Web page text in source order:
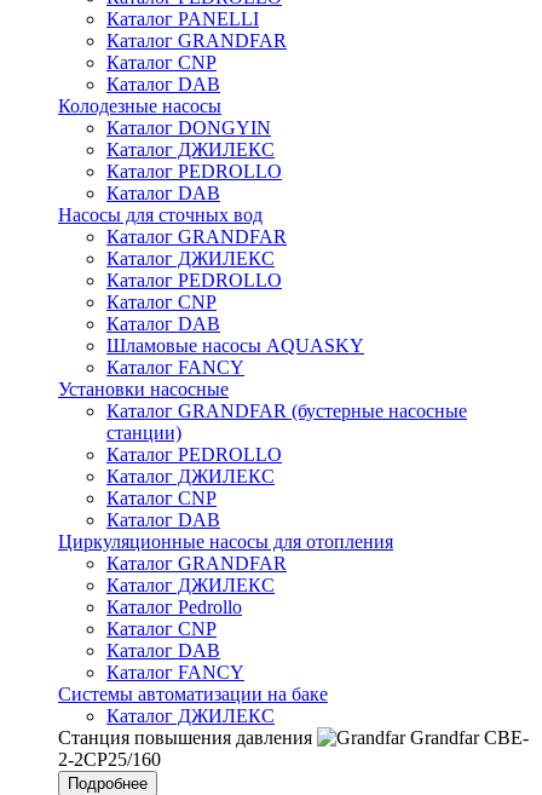
Каталог PANELLI
Каталог GRANDFAR
Каталог CNP
Каталог DAB
Колодезные насосы
Каталог DONGYIN
Каталог ДЖИЛЕКС
Каталог PEDROLLO
Каталог DAB
Насосы для сточных вод
Каталог GRANDFAR
Каталог ДЖИЛЕКС
Каталог PEDROLLO
Каталог CNP
Каталог DAB
Шламовые насосы AQUASKY
Каталог FANCY
Установки насосные
Каталог GRANDFAR (бустерные насосные
станции)
Каталог PEDROLLO
Каталог ДЖИЛЕКС
Каталог CNP
Каталог DAB
Циркуляционные насосы для отопления
Каталог GRANDFAR
Каталог ДЖИЛЕКС
Каталог Pedrollo
Каталог CNP
Каталог DAB
Каталог FANCY
Системы автоматизации на баке
Каталог ДЖИЛЕКС
Станция повышения давления
Grandfar CBE-
2-2CP25/160
Подробнее